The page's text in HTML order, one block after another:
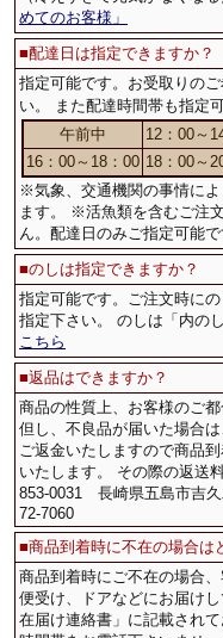
めてのお客様」
■配達日は指定できますか？
指定可能です。お受取りの
い。 また配達時間帯も指定可
午前中
12：00～
16：00～18：00 18：00～
※気象、交通機関の事情に
ます。 ※活魚類を含むご注
ん。配達日のみご指定可能で
■のしは指定できますか？
指定可能です。ご注文時に
指定下さい。 のしは「内の
こちら
■返品はできますか？
商品の性質上、お客様のご
但し、不良品が届いた場合
ご返金いたしますので商品
いたします。 その際の返送
853-0031 長崎県五島市吉
72-7060
■商品到着時に不在の場合は
商品到着時にご不在の場合
便受け、ドアなどにお届け
在届け連絡書」に記載され